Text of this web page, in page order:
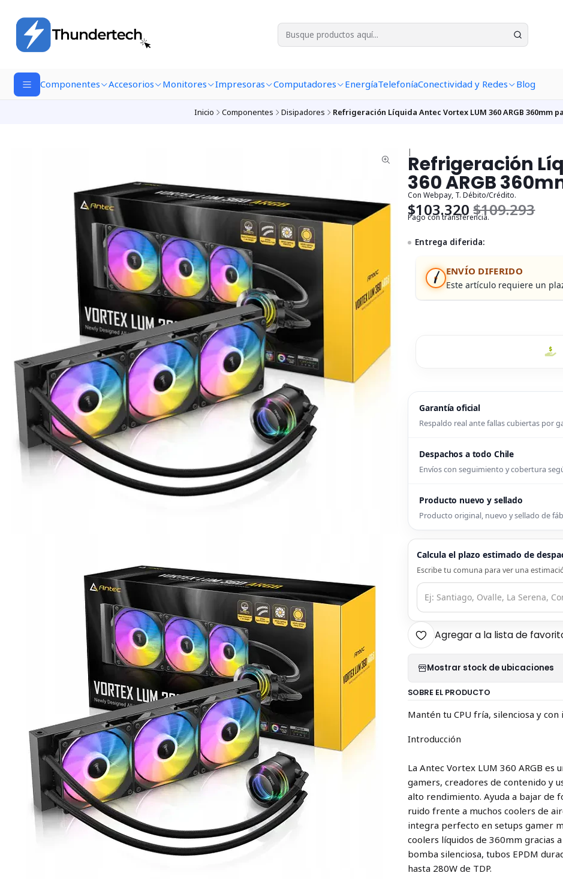
Componentes Accesorios Monitores Impresoras Computadores EnergíaTelefoníaConectividad y Redes Blog
Inicio Componentes Disipadores Refrigeración Líquida Antec Vortex LUM 360 ARGB 360mm
|Refrigeración
360 ARGB
Con Webpay, T. Débito/Crédito.
$103.320$109.293
Pago con transferencia.
Entrega diferida:
ENVÍO DIFERIDO
Este artículo requiere un
Garantía oficial
Respaldo real ante fallas cubiertas por
Despachos a todo Chile
Envíos con seguimiento y cobertura
Producto nuevo y sellado
Producto original, nuevo y sellado de
Calcula el plazo estimado de
Escribe tu comuna para ver una
Agregar a la lista de
Mostrar stock de ubicaciones
SOBRE EL PRODUCTO
Mantén tu CPU fría, silenciosa y
Introducción
La Antec Vortex LUM 360 ARGB
gamers, creadores de contenido y
alto rendimiento. Ayuda a bajar de
ruido frente a muchos coolers de
integra perfecto en setups gamer
coolers líquidos de 360mm gracias
bomba silenciosa, tubos EPDM
hasta 280W de TDP.